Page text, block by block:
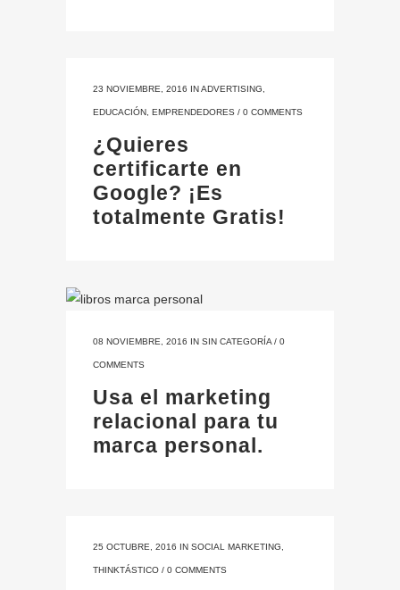
23 NOVIEMBRE, 2016 INADVERTISING
EDUCACIÓN EMPRENDEDORES / 0 COMMENTS
¿Quieres
certificarte en
Google? ¡Es
totalmente Gratis!
08 NOVIEMBRE, 2016 IN SIN CATEGORÍA / 0
COMMENTS
Usa el marketing
relacional para tu
marca personal.
25 OCTUBRE, 2016 IN SOCIAL MARKETING
THINKTÁSTICO / 0 COMMENTS